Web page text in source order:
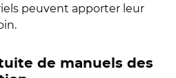
peuvent apporter leur
de manuels des